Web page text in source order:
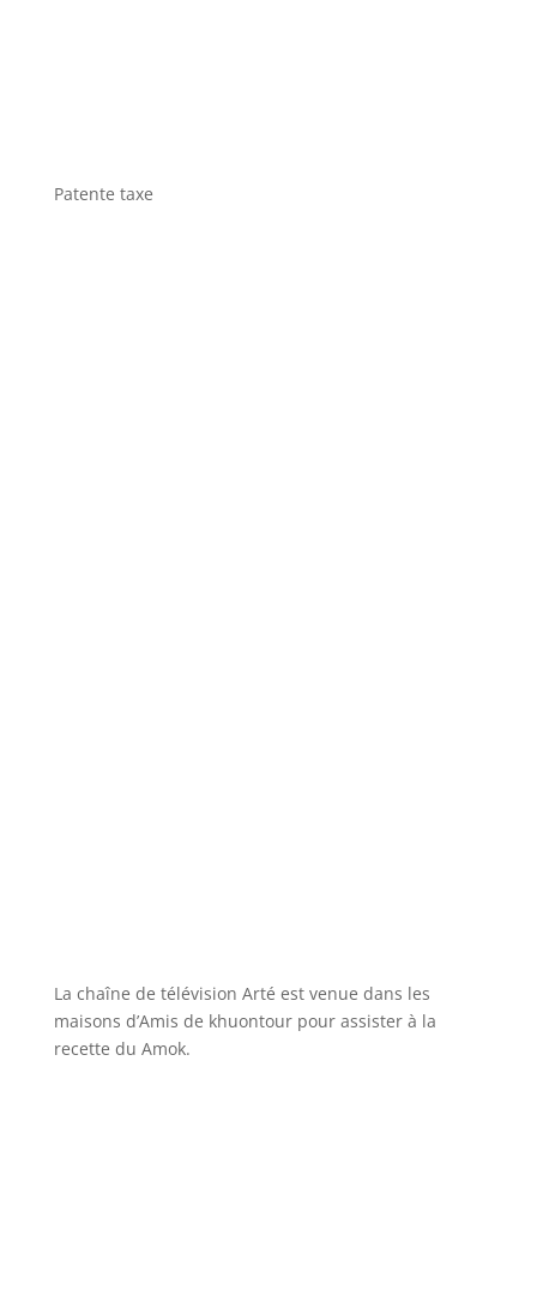
Patente taxe
La chaîne de télévision Arté est venue dans les
maisons d’Amis de khuontour pour assister à la
recette du Amok.